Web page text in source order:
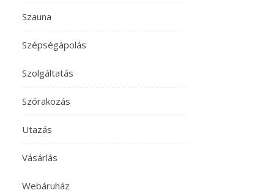
Szauna
Szépségápolás
Szolgáltatás
Szórakozás
Utazás
Vásárlás
Webáruház